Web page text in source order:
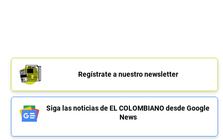
Regístrate a nuestro newsletter
Siga las noticias de EL COLOMBIANO desde Google
News